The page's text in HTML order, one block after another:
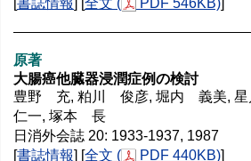
[書誌情報] [全文 ( PDF 546KB)]
原著
大腸癌他臓器浸潤症例の検討
豊野 充, 粕川 俊彦, 堀内 義美,
仁一, 塚本 長
日消外会誌 20: 1933-1937, 1987
[書誌情報] [全文 ( PDF 440KB)]